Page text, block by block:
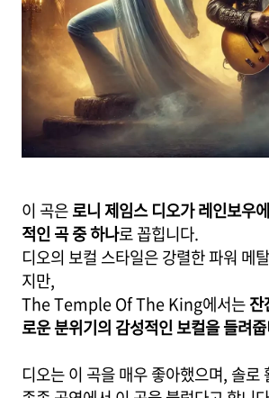
이 곡은로니 제임스 디오가 레인보우
적인 곡 중 하나로 꼽힙니다.
디오의 보컬 스타일은 강렬한 파워 메
지만,
The Temple Of The King에서는잔
로운 분위기의 감성적인 보컬을 들려
디오는 이 곡을 매우 좋아했으며, 솔로